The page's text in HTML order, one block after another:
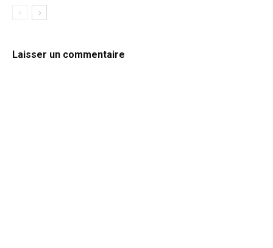
Laisser un commentaire